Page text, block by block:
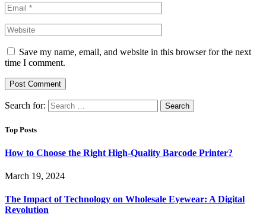
Save my name, email, and website in this browser for the next
time I comment.
Search for:
Top Posts
How to Choose the Right High-Quality Barcode Printer?
March 19, 2024
The Impact of Technology on Wholesale Eyewear: A Digital
Revolution